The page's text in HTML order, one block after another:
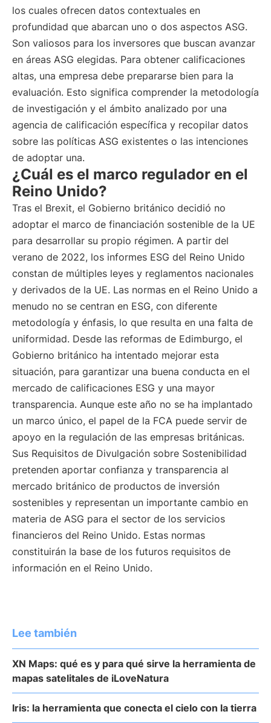
los cuales ofrecen datos contextuales en
profundidad que abarcan uno o dos aspectos ASG.
Son valiosos para los inversores que buscan avanzar
en áreas ASG elegidas. Para obtener calificaciones
altas, una empresa debe prepararse bien para la
evaluación. Esto significa comprender la metodología
de investigación y el ámbito analizado por una
agencia de calificación específica y recopilar datos
sobre las políticas ASG existentes o las intenciones
de adoptar una.
¿Cuál es el marco regulador en el
Reino Unido?
Tras el Brexit, el Gobierno británico decidió no
adoptar el marco de financiación sostenible de la UE
para desarrollar su propio régimen. A partir del
verano de 2022, los informes ESG del Reino Unido
constan de múltiples leyes y reglamentos nacionales
y derivados de la UE. Las normas en el Reino Unido a
menudo no se centran en ESG, con diferente
metodología y énfasis, lo que resulta en una falta de
uniformidad. Desde las reformas de Edimburgo, el
Gobierno británico ha intentado mejorar esta
situación, para garantizar una buena conducta en el
mercado de calificaciones ESG y una mayor
transparencia. Aunque este año no se ha implantado
un marco único, el papel de la FCA puede servir de
apoyo en la regulación de las empresas británicas.
Sus Requisitos de Divulgación sobre Sostenibilidad
pretenden aportar confianza y transparencia al
mercado británico de productos de inversión
sostenibles y representan un importante cambio en
materia de ASG para el sector de los servicios
financieros del Reino Unido. Estas normas
constituirán la base de los futuros requisitos de
información en el Reino Unido.
Lee también
XN Maps: qué es y para qué sirve la herramienta de
mapas satelitales de iLoveNatura
Iris: la herramienta que conecta el cielo con la tierra